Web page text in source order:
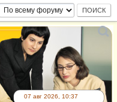
07 авг 2026, 10:37